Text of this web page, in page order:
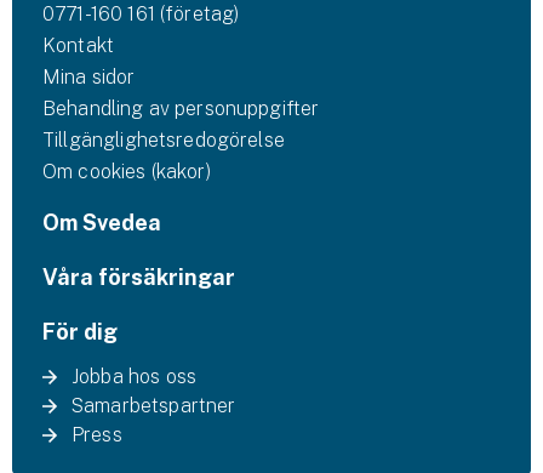
0771-160 161 (företag)
Kontakt
Mina sidor
Behandling av personuppgifter
Tillgänglighetsredogörelse
Om cookies (kakor)
Om Svedea
Våra försäkringar
För dig
Jobba hos oss
Samarbetspartner
Press